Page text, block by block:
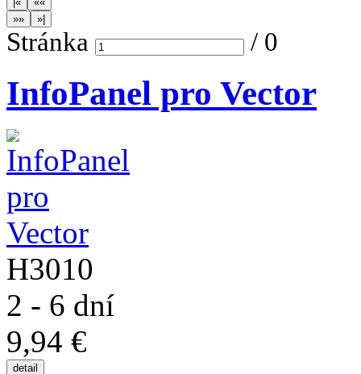
Stránka / 0
InfoPanel pro Vector
H3010
2 - 6 dní
9,94 €